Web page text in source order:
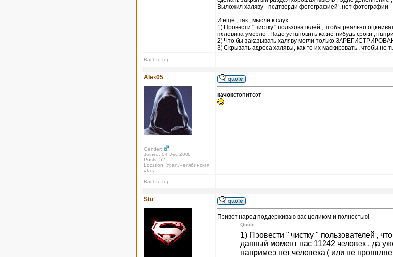
Выложил халяву - подтверди фотографией , нет фотографии
И ещё , так , мысли в слух :
1) Провести " чистку " пользователей , чтобы реально
половина умерло . Надо установить какие-нибудь сроки ,
2) Что бы заказывать халяву могли только
3) Скрывать адреса халявы, как то их маскировать , чтобы не
Back to top
Alex05
Gender:
Joined: 04 Dec 2008
Posts: 52
Location: Урал,Челябинская
обл.
качокстопитсот
Back to top
Stuf
Привет народ поддерживаю вас целиком и полностью!
Quote:
1) Провести " чистку " пользователей ,
данный момент нас 11242 человек , да
например нет человека ( или не